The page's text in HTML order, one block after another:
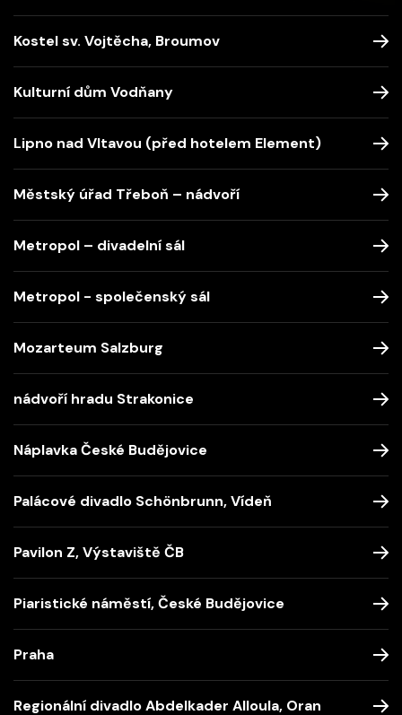
Kostel sv. Vojtěcha, Broumov
Kulturní dům Vodňany
Lipno nad Vltavou (před hotelem Element)
Městský úřad Třeboň – nádvoří
Metropol – divadelní sál
Metropol - společenský sál
Mozarteum Salzburg
nádvoří hradu Strakonice
Náplavka České Budějovice
Palácové divadlo Schönbrunn, Vídeň
Pavilon Z, Výstaviště ČB
Piaristické náměstí, České Budějovice
Praha
Regionální divadlo Abdelkader Alloula, Oran